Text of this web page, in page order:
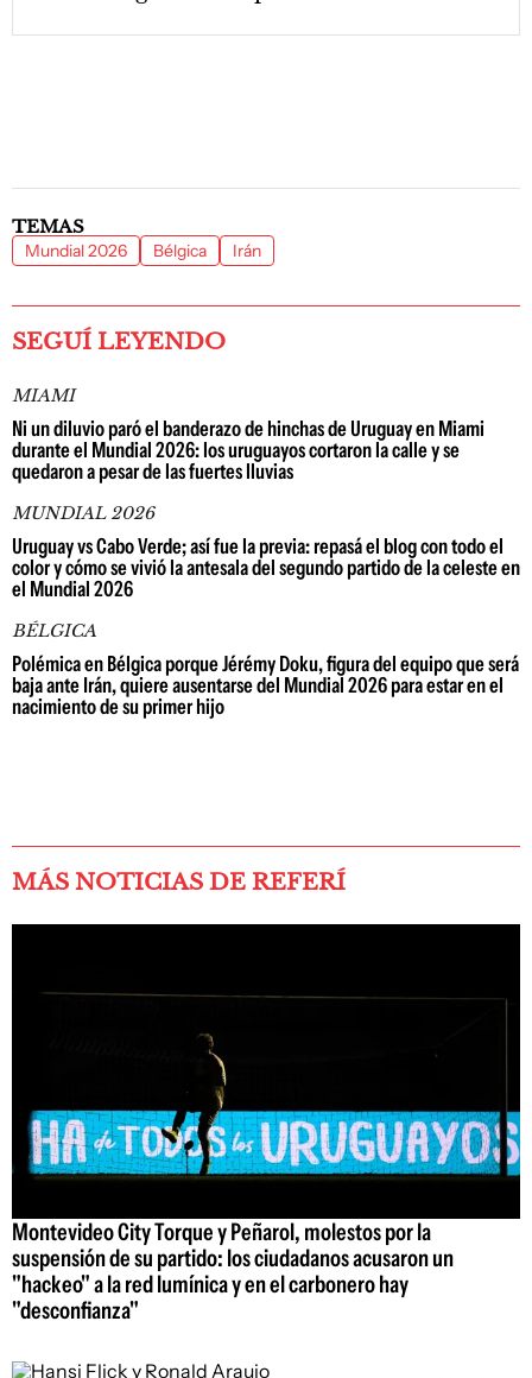
TEMAS
Mundial 2026 Bélgica Irán
SEGUÍ LEYENDO
MIAMI
Ni un diluvio paró el banderazo de hinchas de Uruguay en Miami
durante el Mundial 2026: los uruguayos cortaron la calle y se
quedaron a pesar de las fuertes lluvias
MUNDIAL 2026
Uruguay vs Cabo Verde; así fue la previa: repasá el blog con todo el
color y cómo se vivió la antesala del segundo partido de la celeste en
el Mundial 2026
BÉLGICA
Polémica en Bélgica porque Jérémy Doku, figura del equipo que será
baja ante Irán, quiere ausentarse del Mundial 2026 para estar en el
nacimiento de su primer hijo
MÁS NOTICIAS DE REFERÍ
Montevideo City Torque y Peñarol, molestos por la
suspensión de su partido: los ciudadanos acusaron un
"hackeo" a la red lumínica y en el carbonero hay
"desconfianza"